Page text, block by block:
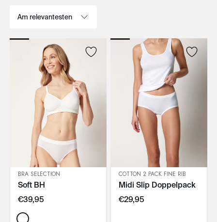
IN DEN WARENKORB
BRA SELECTION
Soft BH
€39,95
Color:
IN DEN WARENKORB
COTTON 2 PACK FINE RIB
Midi Slip Doppelpack
€29,95